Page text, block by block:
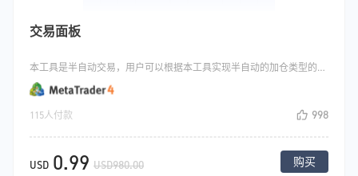
交易面板
本工具是半自动交易，用户可以根据本工具实现半自动的加仓类型的交易,或者图表上进行快速的开平仓操作.
115人付款 998
USD 0.99 USD980.00 购买